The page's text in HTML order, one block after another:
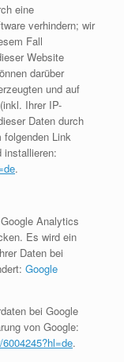
eine
verhindern; wir
Fall
Website
darüber
und auf
Ihrer IP-
Daten durch
Link
installieren:
.
Analytics
Es wird ein
Daten bei
Google
bei Google
von Google:
.